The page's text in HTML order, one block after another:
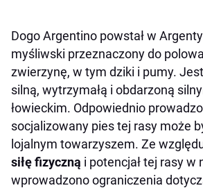
Dogo Argentino powstał w
myśliwski przeznaczony do
zwierzynę, w tym dziki i pumy.
silną, wytrzymałą i obdarzoną
łowieckim. Odpowiednio
socjalizowany pies tej rasy może
lojalnym towarzyszem. Ze
siłę fizyczną i potencjał tej rasy w
wprowadzono ograniczenia